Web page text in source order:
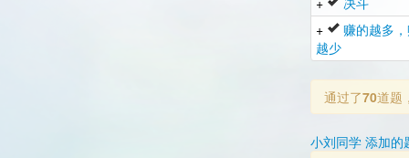
+
赚的越多
越少
通过了70道题
小刘同学 添加的